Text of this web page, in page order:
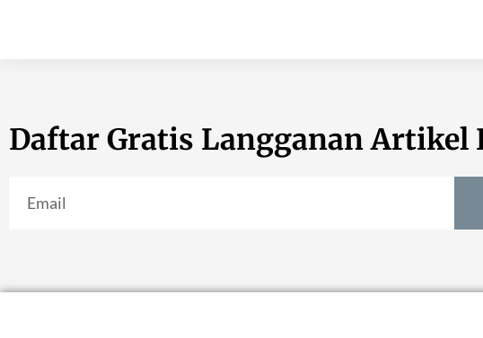
Daftar Gratis Langganan Artikel